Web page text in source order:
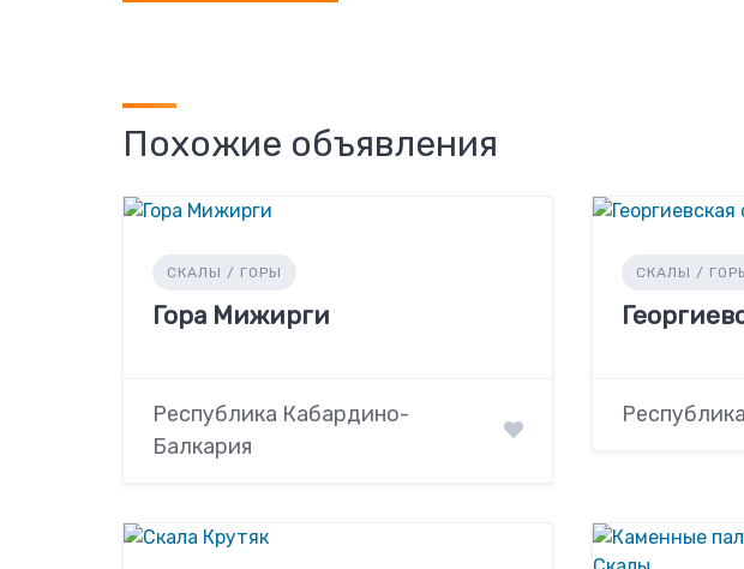
Похожие объявления
СКАЛЫ / ГОРЫ
Гора Мижирги
Республика Кабардино-
Балкария
СКАЛЫ /